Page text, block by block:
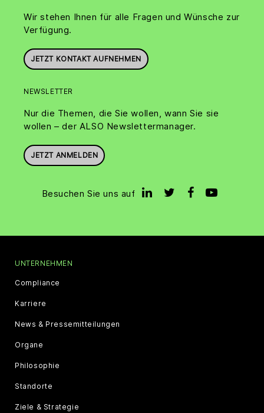
Wir stehen Ihnen für alle Fragen und Wünsche zur
Verfügung.
JETZT KONTAKT AUFNEHMEN
NEWSLETTER
Nur die Themen, die Sie wollen, wann Sie sie
wollen – der ALSO Newslettermanager.
JETZT ANMELDEN
Besuchen Sie uns auf
UNTERNEHMEN
Compliance
Karriere
News & Pressemitteilungen
Organe
Philosophie
Standorte
Ziele & Strategie